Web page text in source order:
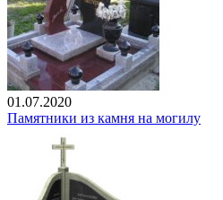
01.07.2020
Памятники из камня на могилу